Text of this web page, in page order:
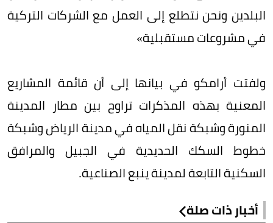
البلدين ونحن نتطلع إلى العمل مع الشركات التركية
في مشروعات مستقبلية»
ولفتت أرامكو في بيانها إلى أن قائمة المشاريع
المعنية بهذه المذكرات تراوح بين مطار المدينة
المنورة وشبكة نقل المياه في مدينة الرياض وشبكة
خطوط السكك الحديدية في الجبيل والمرافق
السكنية التابعة لمدينة ينبع الصناعية.
أخبار ذات صلة